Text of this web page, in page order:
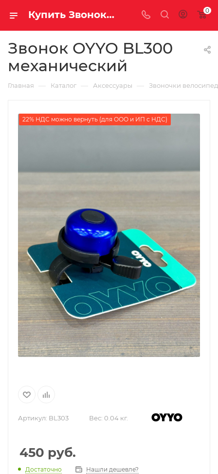
Купить Звонок OYYO BL300 механический за рублей, а со скидкой 0
Звонок OYYO BL300
механический
Главная — Каталог — Аксессуары — Звоночки
22% НДС можно вернуть (для ООО и ИП с НДС)
Артикул: BL303 Вес: 0.04 кг.
450 руб.
Достаточно Нашли дешевле?